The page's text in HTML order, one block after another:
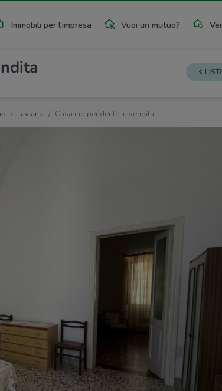
Immobili per l'impresa Vuoi un mutuo?
Taviano Casa indipendente in vendita